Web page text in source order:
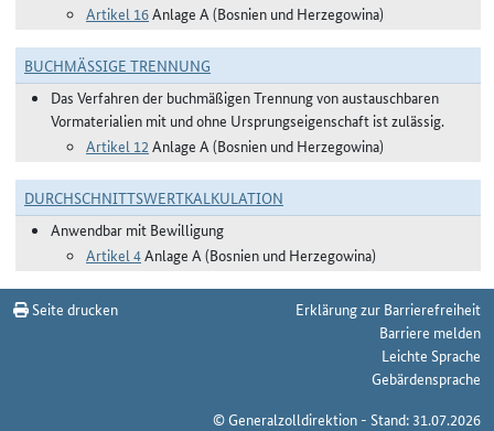
Artikel 16Anlage A (Bosnien und Herzegowina)
BUCHMÄSSIGE TRENNUNG
Das Verfahren der buchmäßigen Trennung von austauschbaren
Vormaterialien mit und ohne Ursprungseigenschaft ist zulässig.
Artikel 12 Anlage A (Bosnien und Herzegowina)
DURCHSCHNITTSWERTKALKULATION
Anwendbar mit Bewilligung
Artikel 4Anlage A (Bosnien und Herzegowina)
Seite drucken
Erklärung zur Barrierefreiheit
Barriere melden
Leichte Sprache
Gebärdensprache
© Generalzolldirektion - Stand: 31.07.2026